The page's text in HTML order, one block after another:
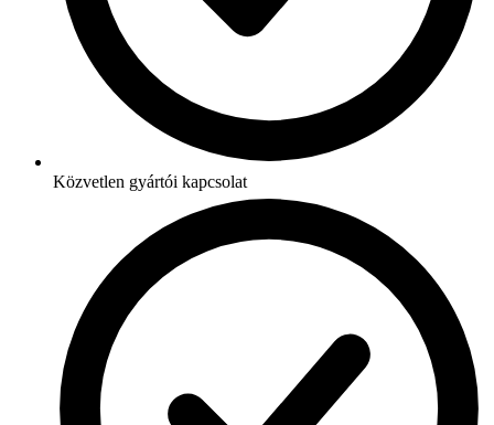
Közvetlen gyártói kapcsolat